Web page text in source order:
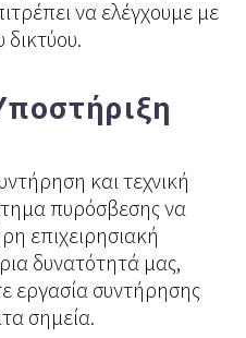
να ελέγχουμε με
και τεχνική
πυρόσβεσης να
επιχειρησιακή
δυνατότητά μας,
εργασία συντήρησης
σημεία.